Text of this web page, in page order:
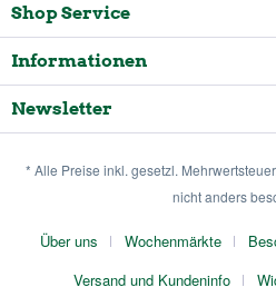
Shop Service
Informationen
Newsletter
* Alle Preise inkl. gesetzl.
nicht anders
Über uns Wochenmärkte
Versand und Kundeninfo